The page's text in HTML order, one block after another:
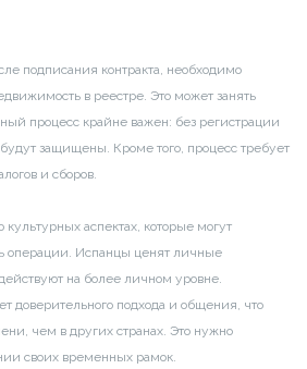
подписания контракта, необходимо
в реестре. Это может занять
процесс крайне важен: без регистрации
будут защищены. Кроме того, процесс требует
и сборов.
аспектах, которые могут
операции. Испанцы ценят личные
на более личном уровне.
доверительного подхода и общения, что
чем в других странах. Это нужно
своих временных рамок.